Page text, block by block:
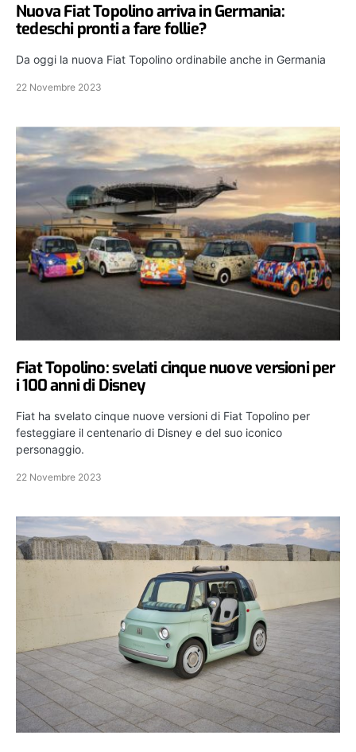
Nuova Fiat Topolino arriva in Germania:
tedeschi pronti a fare follie?
Da oggi la nuova Fiat Topolino ordinabile anche in Germania
22 Novembre 2023
Fiat Topolino: svelati cinque nuove versioni per
i 100 anni di Disney
Fiat ha svelato cinque nuove versioni di Fiat Topolino per
festeggiare il centenario di Disney e del suo iconico
personaggio.
22 Novembre 2023